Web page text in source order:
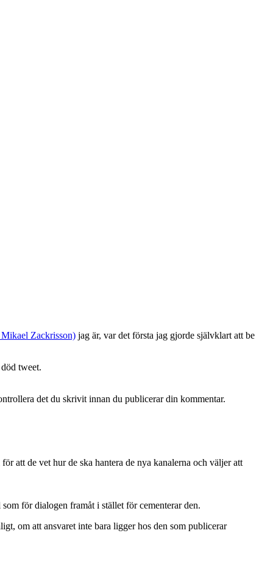
Zackrisson) jag är, var det första jag gjorde självklart att be
tweet.
det du skrivit innan du publicerar din kommentar.
att de vet hur de ska hantera de nya kanalerna och väljer att
för dialogen framåt i stället för cementerar den.
om att ansvaret inte bara ligger hos den som publicerar